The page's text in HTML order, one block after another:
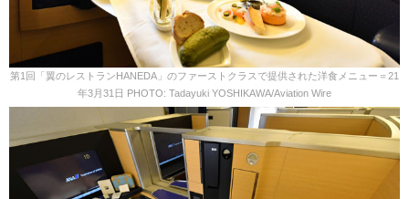
第1回「翼のレストランHANEDA」のファーストクラスで提供された洋食メニュー＝21
年3月31日 PHOTO: Tadayuki YOSHIKAWA/Aviation Wire